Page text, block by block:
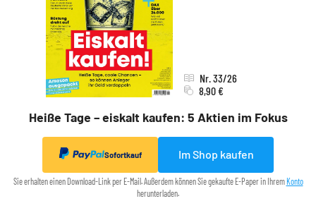
Heiße Tage – eiskalt kaufen: 5 Aktien im Fokus
Nr. 33/26
8,90 €
Sofortkauf Im Shop kaufen
Sie erhalten einen Download-Link per E-Mail. Außerdem können Sie gekaufte E-Paper in IhremKonto
herunterladen.